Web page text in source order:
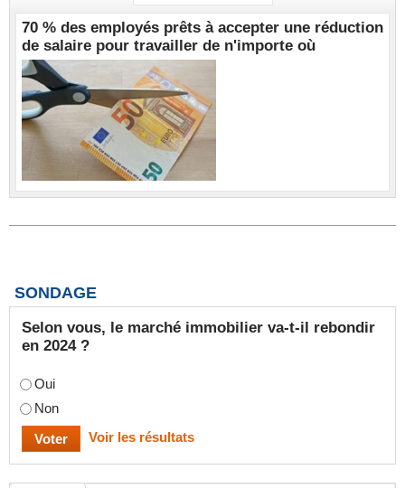
70 % des employés prêts à accepter une réduction
de salaire pour travailler de n'importe où
SONDAGE
Selon vous, le marché immobilier va-t-il rebondir
en 2024 ?
Oui
Non
Voir les résultats